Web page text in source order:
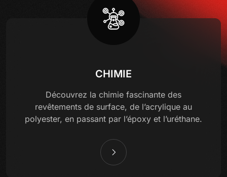
CHIMIE
Découvrez la chimie fascinante des
revêtements de surface, de l’acrylique au
polyester, en passant par l’époxy et l’uréthane.